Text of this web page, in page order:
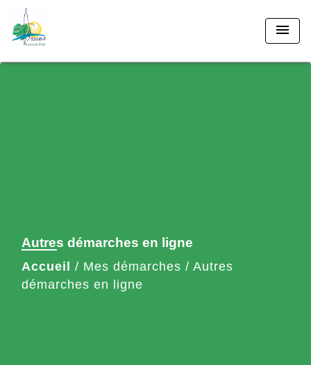
menu
Autres démarches en ligne
Accueil / Mes démarches / Autres
démarches en ligne